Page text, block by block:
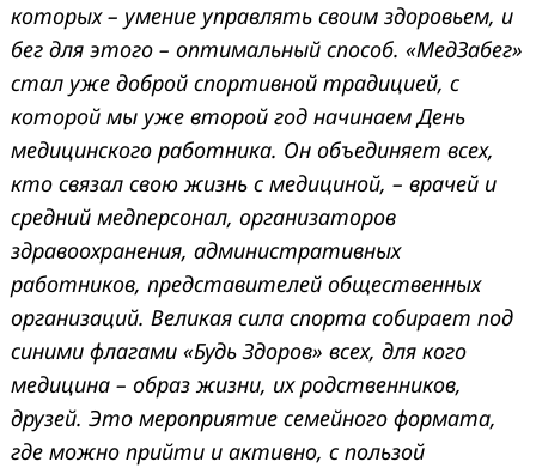
которых – умение управлять своим здоровьем, и
бег для этого – оптимальный способ. «МедЗабег»
стал уже доброй спортивной традицией, с
которой мы уже второй год начинаем День
медицинского работника. Он объединяет всех,
кто связал свою жизнь с медициной, – врачей и
средний медперсонал, организаторов
здравоохранения, административных
работников, представителей общественных
организаций. Великая сила спорта собирает под
синими флагами «Будь Здоров» всех, для кого
медицина – образ жизни, их родственников,
друзей. Это мероприятие семейного формата,
где можно прийти и активно, с пользой